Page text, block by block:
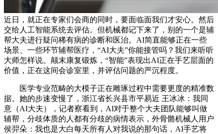
近日，就正在专家们会商的同时，要面临面我们才安心。然后
交给人工智能系统去评估。但机械都记下来了，别的一个是辅
帮大夫进行疑问稀有病的诊断和医治。AI简直能够正在一些
场景、一些环节辅帮医疗，“AI大夫”你能接管吗？我们来听听
大师怎样说。颠末康复锻炼，“智能”表现出AI正在手艺层面的
价值，正在这间会诊室里，并评估问题的严沉程度。
医学专业范畴的大模子正在雕琢过程中需要更度的精准数
据。她的步速变慢了，浙江省长兴县市平易近 王冰冰：我同
意（AI大夫），记者察看到，AI对于整个大夫团队能够叫做
辅帮，分歧体质的人都有分歧的病情表示，外骨骼机械人用户
侯羿朵：我也是大白每天所有人对我说的那句话，AI手艺将